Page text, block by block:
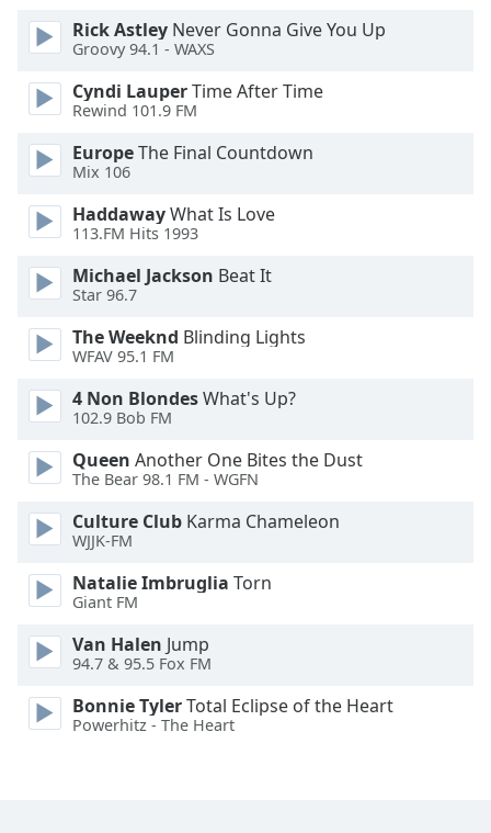
window.
Text
Color
Opacity
Text
Color
Opacity
Caption
Background
Color
Opacity
Font
Size
Text
Edge
Rick Astley Never Gonna Give You Up
Groovy 94.1 - WAXS
Cyndi LauperTime After Time
Rewind 101.9 FM
EuropeThe Final Countdown
Mix 106
HaddawayWhat Is Love
113.FM Hits 1993
Michael Jackson Beat It
Star 96.7
The Weeknd Blinding Lights
WFAV 95.1 FM
4 Non BlondesWhat's Up?
102.9 Bob FM
Queen Another One Bites the Dust
The Bear 98.1 FM - WGFN
Culture Club Karma Chameleon
WJJK-FM
Natalie Imbruglia Torn
Giant FM
Van Halen Jump
94.7 & 95.5 Fox FM
Bonnie TylerTotal Eclipse of the Heart
Powerhitz - The Heart